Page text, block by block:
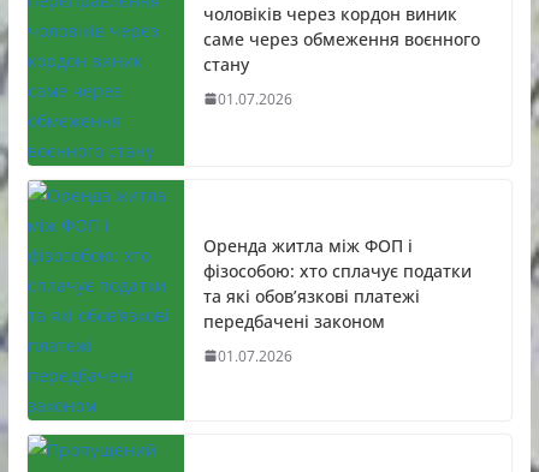
чоловіків через кордон виник
саме через обмеження воєнного
стану
01.07.2026
Оренда житла між ФОП і
фізособою: хто сплачує податки
та які обов’язкові платежі
передбачені законом
01.07.2026